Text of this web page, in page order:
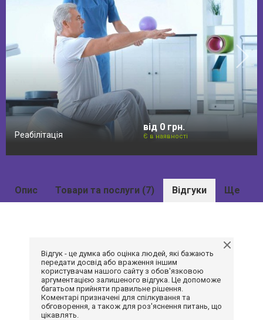
Реабілітація
від 0 грн.
Є в наявності
Опис Товари та послуги (7) Відгуки Ще
Відгук - це думка або оцінка людей, які бажають
передати досвід або враження іншим
користувачам нашого сайту з обов'язковою
аргументацією залишеного відгука. Це допоможе
багатьом прийняти правильне рішення.
Коментарі призначені для спілкування та
обговорення, а також для роз'яснення питань, що
цікавлять.